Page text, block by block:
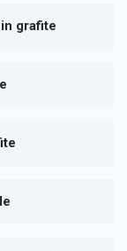
grafite